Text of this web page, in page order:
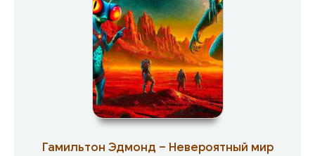
Гамильтон Эдмонд – Невероятный мир